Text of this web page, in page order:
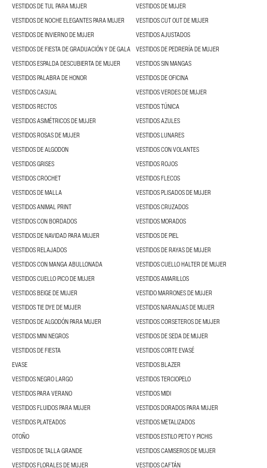
VESTIDOS DE TUL PARA MUJER
VESTIDOS DE MUJER
VESTIDOS DE NOCHE ELEGANTES PARA MUJER
VESTIDOS CUT OUT DE MUJER
VESTIDOS DE INVIERNO DE MUJER
VESTIDOS AJUSTADOS
VESTIDOS DE FIESTA DE GRADUACIÓN Y DE GALA VESTIDOS DE PEDRERÍA DE MUJER
VESTIDOS ESPALDA DESCUBIERTA DE MUJER
VESTIDOS SIN MANGAS
VESTIDOS PALABRA DE HONOR
VESTIDOS DE OFICINA
VESTIDOS CASUAL
VESTIDOS VERDES DE MUJER
VESTIDOS RECTOS
VESTIDOS TÚNICA
VESTIDOS ASIMÉTRICOS DE MUJER
VESTIDOS AZULES
VESTIDOS ROSAS DE MUJER
VESTIDOS LUNARES
VESTIDOS DE ALGODON
VESTIDOS CON VOLANTES
VESTIDOS GRISES
VESTIDOS ROJOS
VESTIDOS CROCHET
VESTIDOS FLECOS
VESTIDOS DE MALLA
VESTIDOS PLISADOS DE MUJER
VESTIDOS ANIMAL PRINT
VESTIDOS CRUZADOS
VESTIDOS CON BORDADOS
VESTIDOS MORADOS
VESTIDOS DE NAVIDAD PARA MUJER
VESTIDOS DE PIEL
VESTIDOS RELAJADOS
VESTIDOS DE RAYAS DE MUJER
VESTIDOS CON MANGA ABULLONADA
VESTIDOS CUELLO HALTER DE MUJER
VESTIDOS CUELLO PICO DE MUJER
VESTIDOS AMARILLOS
VESTIDOS BEIGE DE MUJER
VESTIDO MARRONES DE MUJER
VESTIDOS TIE DYE DE MUJER
VESTIDOS NARANJAS DE MUJER
VESTIDOS DE ALGODÓN PARA MUJER
VESTIDOS CORSETEROS DE MUJER
VESTIDOS MINI NEGROS
VESTIDOS DE SEDA DE MUJER
VESTIDOS DE FIESTA
VESTIDOS CORTE EVASÉ
EVASE
VESTIDOS BLAZER
VESTIDOS NEGRO LARGO
VESTIDOS TERCIOPELO
VESTIDOS PARA VERANO
VESTIDOS MIDI
VESTIDOS FLUIDOS PARA MUJER
VESTIDOS DORADOS PARA MUJER
VESTIDOS PLATEADOS
VESTIDOS METALIZADOS
OTOÑO
VESTIDOS ESTILO PETO Y PICHIS
VESTIDOS DE TALLA GRANDE
VESTIDOS CAMISEROS DE MUJER
VESTIDOS FLORALES DE MUJER
VESTIDOS CAFTÁN